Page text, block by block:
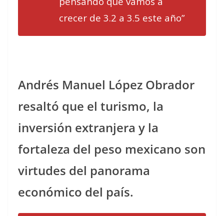
crecer de 3.2 a 3.5 este año”
Andrés Manuel López Obrador
resaltó que el turismo, la
inversión extranjera y la
fortaleza del peso mexicano son
virtudes del panorama
económico del país.